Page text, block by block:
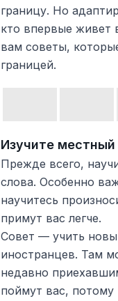
границу. Но
кто впервые живет
вам советы,
границей.
Изучите местный
Прежде всего,
слова. Особенно
научитесь
примут вас легче.
Совет — учить
иностранцев. Там
недавно
поймут вас,